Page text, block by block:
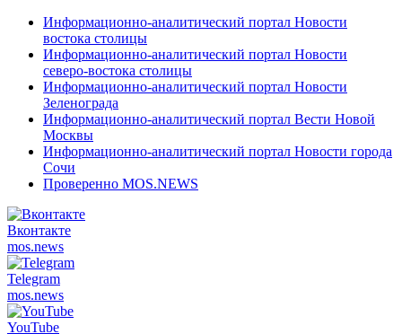
Информационно-аналитический портал Новости
востока столицы
Информационно-аналитический портал Новости
северо-востока столицы
Информационно-аналитический портал Новости
Зеленограда
Информационно-аналитический портал Вести Новой
Москвы
Информационно-аналитический портал Новости города
Сочи
Проверенно MOS.NEWS
Вконтакте
mos.news
Telegram
mos.news
YouTube